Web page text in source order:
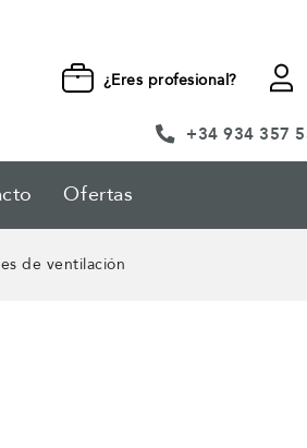
¿Eres profesional?
+34 934 357
Ofertas
de ventilación